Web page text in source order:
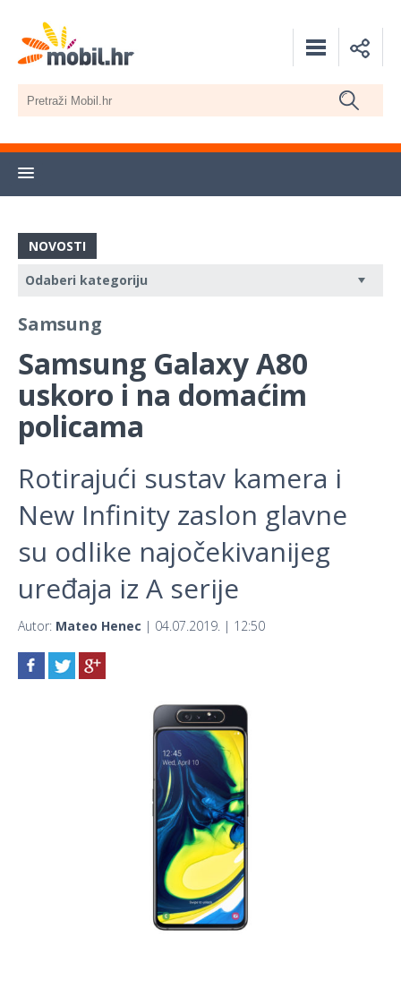
NOVOSTI
Samsung
Samsung Galaxy A80
uskoro i na domaćim
policama
Rotirajući sustav kamera i
New Infinity zaslon glavne
su odlike najočekivanijeg
uređaja iz A serije
Autor: Mateo Henec | 04.07.2019. | 12:50